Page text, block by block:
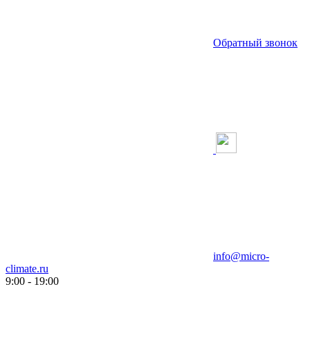
Обратный звонок
info@micro-
climate.ru
9:00 - 19:00